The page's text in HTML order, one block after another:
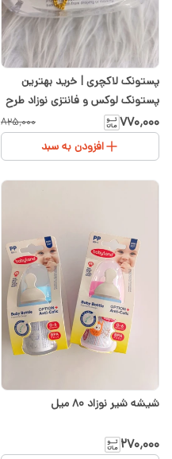
پستونک لاکچری | خرید بهترین
پستونک لوکس و فانتزی نوزاد طرح
آی لاو دد
۷۷۰٬۰۰۰ ۸۲۵٬۰۰۰
افزودن به سبد
شیشه شیر نوزاد ۸۰ میل
۲۷۰٬۰۰۰